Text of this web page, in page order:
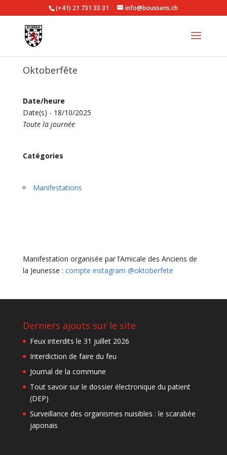
(+41) 21 731 33 31 info@boussens.ch
Oktoberfête
Date/heure
Date(s) - 18/10/2025
Toute la journée
Catégories
Manifestations
Manifestation organisée par l’Amicale des Anciens de
la Jeunesse : compte instagram @oktoberfete
Derniers ajouts sur le site
Feux interdits le 31 juillet 2026
Interdiction de faire du feu
Journal de la commune
Tout savoir sur le dossier électronique du patient
(DEP)
Surveillance des organismes nuisibles : le scarabée
japonais